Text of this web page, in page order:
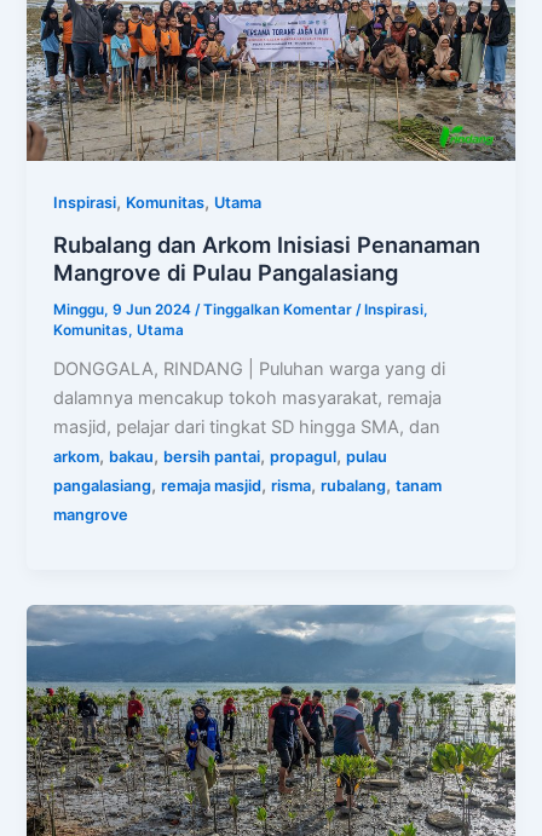
Inspirasi, Komunitas, Utama
Rubalang dan Arkom Inisiasi Penanaman
Mangrove di Pulau Pangalasiang
Minggu, 9 Jun 2024 /Tinggalkan Komentar /Inspirasi,
Komunitas,Utama
DONGGALA, RINDANG | Puluhan warga yang di
dalamnya mencakup tokoh masyarakat, remaja
masjid, pelajar dari tingkat SD hingga SMA, dan
arkom, bakau, bersih pantai,propagul,pulau
pangalasiang,remaja masjid,risma,rubalang,tanam
mangrove